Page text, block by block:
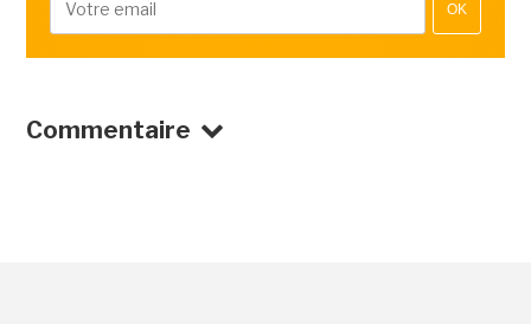
OK
Commentaire